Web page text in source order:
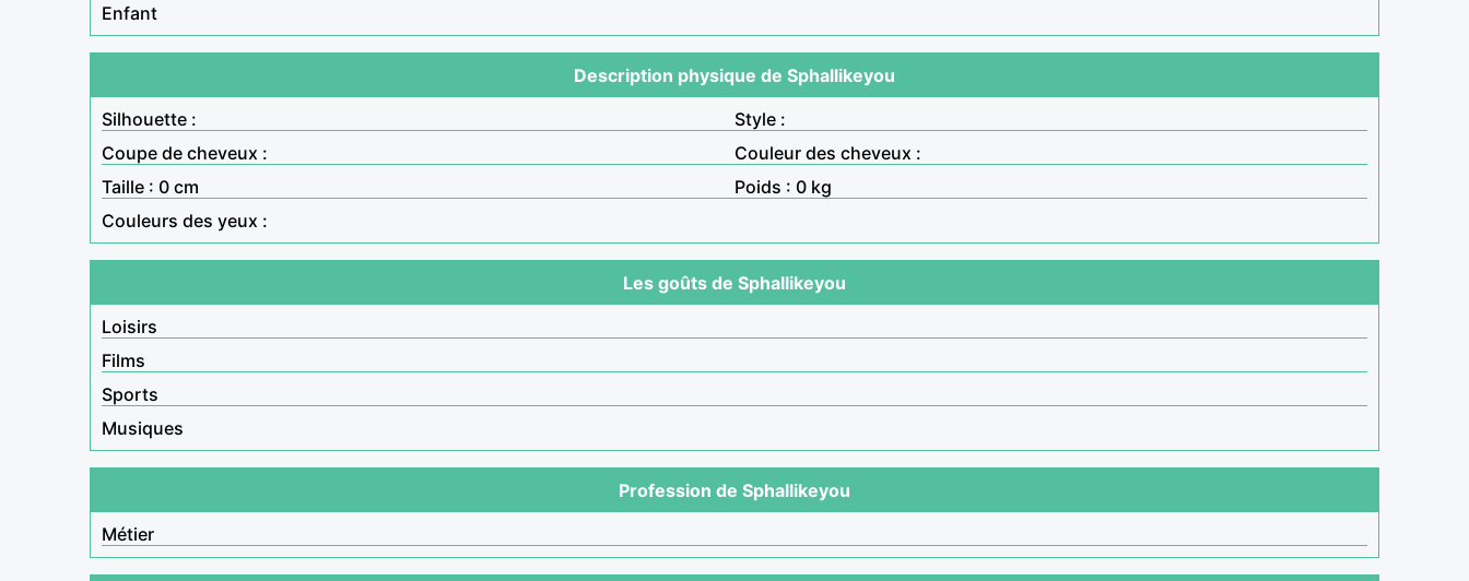
Enfant
Description physique de Sphallikeyou
Silhouette :
Style :
Coupe de cheveux :
Couleur des cheveux :
Taille : 0 cm
Poids : 0 kg
Couleurs des yeux :
Les goûts de Sphallikeyou
Loisirs
Films
Sports
Musiques
Profession de Sphallikeyou
Métier